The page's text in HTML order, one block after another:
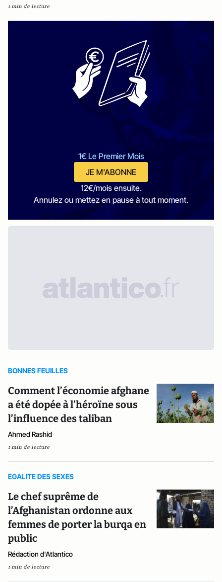
1 min de lecture
1€ Le Premier Mois
JE M'ABONNE
12€/mois ensuite.
Annulez ou mettez en pause à tout moment.
BONNES FEUILLES
Comment l’économie afghane
a été dopée à l’héroïne sous
l’influence des taliban
Ahmed Rashid
1 min de lecture
EGALITE DES SEXES
Le chef suprême de
l’Afghanistan ordonne aux
femmes de porter la burqa en
public
Rédaction d'Atlantico
1 min de lecture